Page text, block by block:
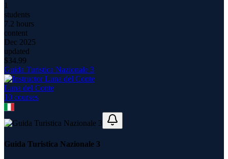
1
students
7.2 hours
content
Dec 2025
updated
$34.99
Guida Turistica Nazionale 3
Luna del Conte
10 courses
Guida Turistica Nazionale 3